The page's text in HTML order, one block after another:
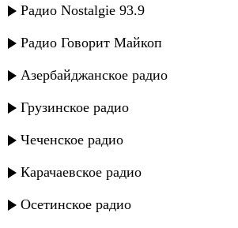
Радио Nostalgie 93.9
Радио Говорит Майкоп
Азербайджанское радио
Грузинское радио
Чеченское радио
Карачаевское радио
Осетинское радио
Руслан Магомедов - Последний
Руслан Магомедов - Берцинай
Руслан Магомедов - Весенний
Руслан Магомедов и